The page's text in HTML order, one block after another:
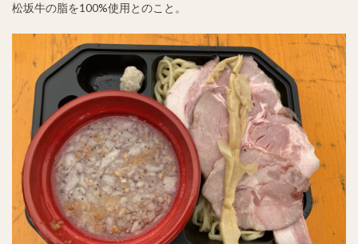
松坂牛の脂を100%使用とのこと。